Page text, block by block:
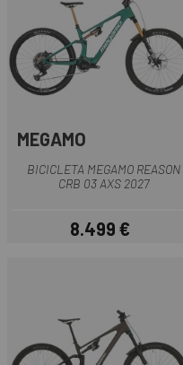
MEGAMO
BICICLETA MEGAMO REASON
CRB 03 AXS 2027
Preu
8.499 €